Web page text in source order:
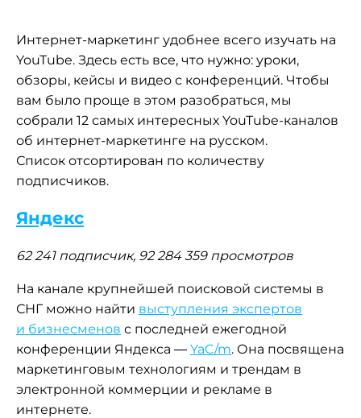
Интернет-маркетинг удобнее всего изучать на
YouTube. Здесь есть все, что нужно: уроки,
обзоры, кейсы и видео с конференций. Чтобы
вам было проще в этом разобраться, мы
собрали 12 самых интересных YouTube-каналов
об интернет-маркетинге на русском.
Список отсортирован по количеству
подписчиков.
Яндекс
62 241 подписчик, 92 284 359 просмотров
На канале крупнейшей поисковой системы в
СНГ можно найти выступления экспертов
и бизнесменов с последней ежегодной
конференции Яндекса — YaC/m. Она посвящена
маркетинговым технологиям и трендам в
электронной коммерции и рекламе в
интернете.